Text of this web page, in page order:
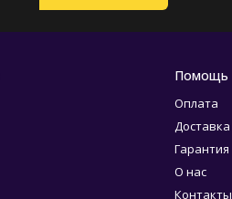
Помощь
Оплата
Доставка
Гарантия
О нас
Контакты